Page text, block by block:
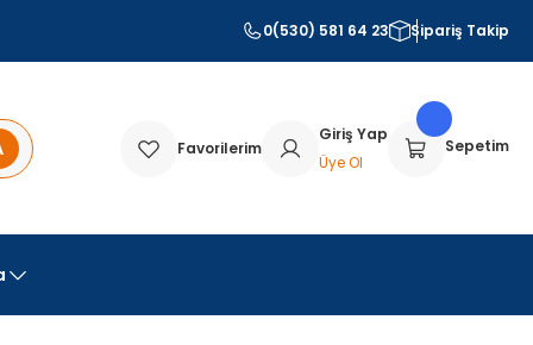
0(530) 581 64 23 Sipariş Takip
Favorilerim
Giriş Yap
Üye Ol
Sepetim